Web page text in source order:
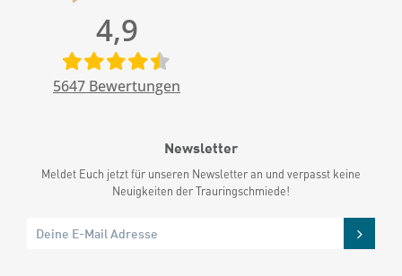
4,9
5647 Bewertungen
Newsletter
Meldet Euch jetzt für unseren Newsletter an und verpasst keine
Neuigkeiten der Trauringschmiede!